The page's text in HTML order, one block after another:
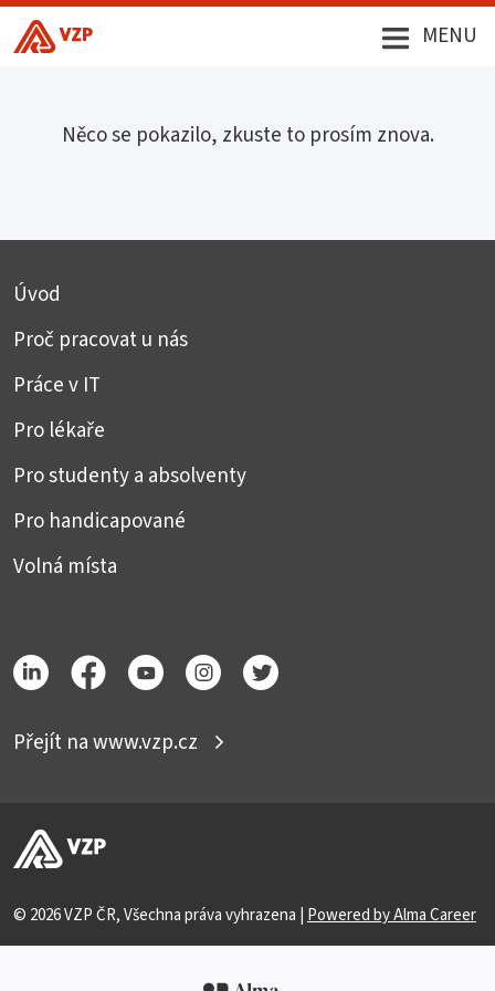
MENU
Něco se pokazilo, zkuste to prosím znova.
Úvod
Proč pracovat u nás
Práce v IT
Pro lékaře
Pro studenty a absolventy
Pro handicapované
Volná místa
Přejít na www.vzp.cz
© 2026 VZP ČR, Všechna práva vyhrazena | Powered by Alma Career